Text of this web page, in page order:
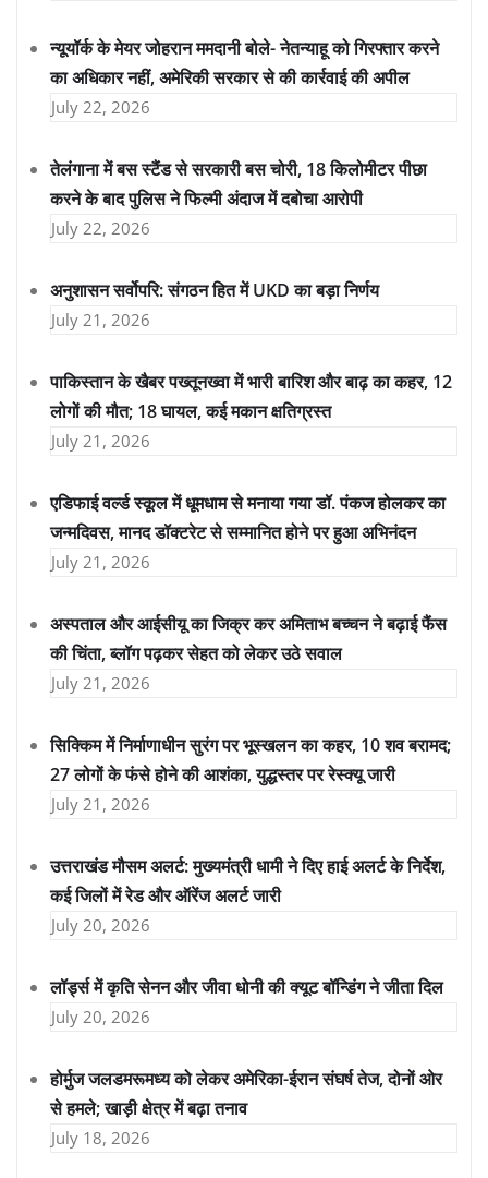
न्यूयॉर्क के मेयर जोहरान ममदानी बोले- नेतन्याहू को गिरफ्तार करने
का अधिकार नहीं, अमेरिकी सरकार से की कार्रवाई की अपील
July 22, 2026
तेलंगाना में बस स्टैंड से सरकारी बस चोरी, 18 किलोमीटर पीछा
करने के बाद पुलिस ने फिल्मी अंदाज में दबोचा आरोपी
July 22, 2026
अनुशासन सर्वोपरि: संगठन हित में UKD का बड़ा निर्णय
July 21, 2026
पाकिस्तान के खैबर पख्तूनख्वा में भारी बारिश और बाढ़ का कहर, 12
लोगों की मौत; 18 घायल, कई मकान क्षतिग्रस्त
July 21, 2026
एडिफाई वर्ल्ड स्कूल में धूमधाम से मनाया गया डॉ. पंकज होलकर का
जन्मदिवस, मानद डॉक्टरेट से सम्मानित होने पर हुआ अभिनंदन
July 21, 2026
अस्पताल और आईसीयू का जिक्र कर अमिताभ बच्चन ने बढ़ाई फैंस
की चिंता, ब्लॉग पढ़कर सेहत को लेकर उठे सवाल
July 21, 2026
सिक्किम में निर्माणाधीन सुरंग पर भूस्खलन का कहर, 10 शव बरामद;
27 लोगों के फंसे होने की आशंका, युद्धस्तर पर रेस्क्यू जारी
July 21, 2026
उत्तराखंड मौसम अलर्ट: मुख्यमंत्री धामी ने दिए हाई अलर्ट के निर्देश,
कई जिलों में रेड और ऑरेंज अलर्ट जारी
July 20, 2026
लॉर्ड्स में कृति सेनन और जीवा धोनी की क्यूट बॉन्डिंग ने जीता दिल
July 20, 2026
होर्मुज जलडमरूमध्य को लेकर अमेरिका-ईरान संघर्ष तेज, दोनों ओर
से हमले; खाड़ी क्षेत्र में बढ़ा तनाव
July 18, 2026